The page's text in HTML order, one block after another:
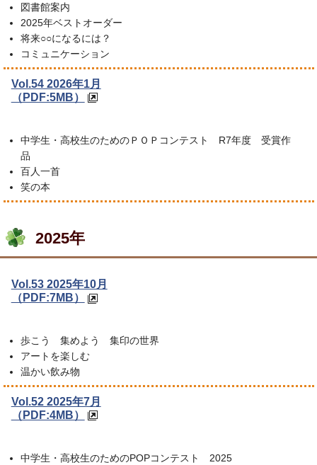
図書館案内
2025年ベストオーダー
将来○○になるには？
コミュニケーション
Vol.54 2026年1月
（PDF:5MB）
中学生・高校生のためのＰＯＰコンテスト R7年度 受賞作
品
百人一首
笑の本
2025年
Vol.53 2025年10月
（PDF:7MB）
歩こう 集めよう 集印の世界
アートを楽しむ
温かい飲み物
Vol.52 2025年7月
（PDF:4MB）
中学生・高校生のためのPOPコンテスト 2025